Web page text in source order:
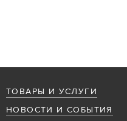
ТОВАРЫ И УСЛУГИ
НОВОСТИ И СОБЫТИЯ